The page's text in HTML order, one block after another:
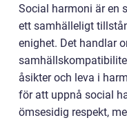
Social harmoni är en
ett samhälleligt
enighet. Det handlar
åsikter och leva i
för att uppnå social
ömsesidig respekt,